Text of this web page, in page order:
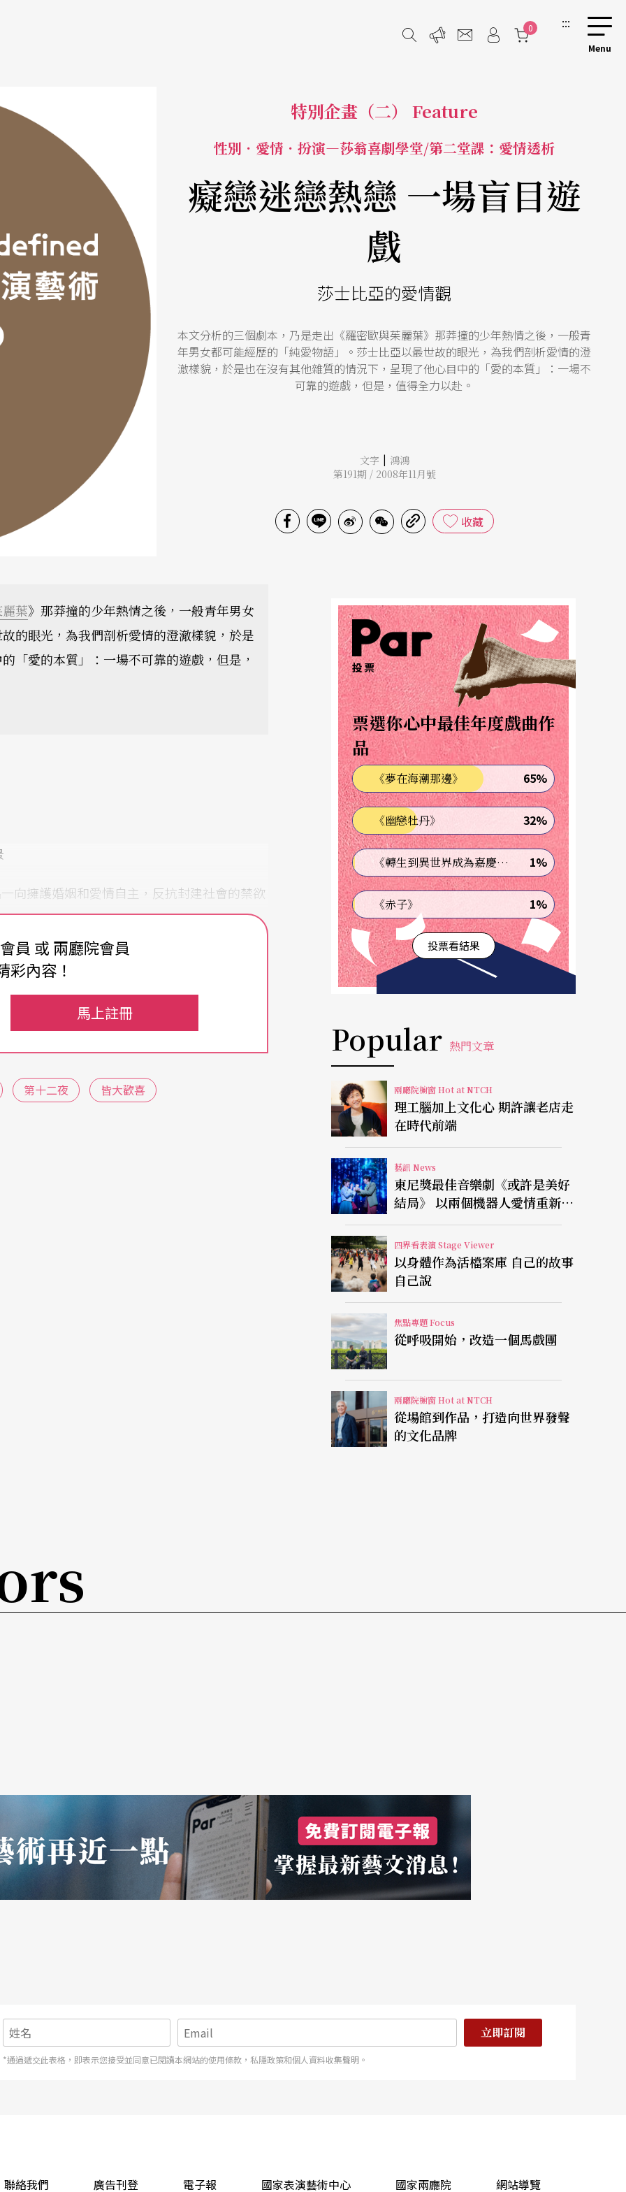
0 :::
特別企畫（二） Feature
性別．愛情．扮演—莎翁喜劇學堂/第二堂課：愛情透析
癡戀迷戀熱戀 一場盲目遊
戲
莎士比亞的愛情觀
本文分析的三個劇本，乃是走出《羅密歐與茱麗葉》那莽撞的少年熱情之後，一般青
年男女都可能經歷的「純愛物語」。莎士比亞以最世故的眼光，為我們剖析愛情的澄
澈樣貌，於是也在沒有其他雜質的情況下，呈現了他心目中的「愛的本質」：一場不
可靠的遊戲，但是，值得全力以赴。
文字 | 鴻鴻
第191期 / 2008年11月號
收藏
葉》那莽撞的少年熱情之後，一般青年男女
的眼光，為我們剖析愛情的澄澈樣貌，於是
「愛的本質」：一場不可靠的遊戲，但是，
向擁護婚姻和愛情自主，反抗封建社會的禁欲
情，他一方面不時推崇為人生首要大事，另一
了莎劇最耐人尋味的複雜與微妙。
典。其實莎士比亞寫這部戲時還不是莎翁，他
前已生過三個孩子的人來說，三十歲已夠他領
戲最絕妙的喜感來源，也直扣主題──愛情根
跟她長得一樣美──可是不相干，第米特律另
人滿懷愛意時，一頭驢她也可以愛上，就像仙
一退，可能就愛意全消。明明是同樣的一個
士比亞眼裡，愛的漲潮與退潮，全都無理可
令演出多麼拙劣，觀眾還是有些人（例如新婚
場換鑰匙遊戲之後，藉戲中戲表明：即使愛情
令人為之動容──這是入戲的微觀。然而出戲
帕克的收場白說得好：「這一齣淺薄無聊的
女扮男裝的薇奧拉，結果一碰到她的孿生哥
相標致，是誰都一樣。難怪那麼多人要去整
圈中間：伯爵小姐愛著她，她愛著公爵，公爵
，倒像是來幫薇奧拉劈腿的：
員 或 兩廳院會員
彩內容！
馬上註冊
第十二夜 皆大歡喜
投票
票選你心中最佳年度戲曲作
品
《夢在海潮那邊》 65%
《幽戀牡丹》 32%
《轉生到異世界成為嘉慶君—發現我的祖先是詐騙集團!?》 1%
《赤子》 1%
投票看結果
Popular 熱門文章
兩廳院櫥窗 Hot at NTCH
理工腦加上文化心 期許讓老店走
在時代前端
藝訊 News
東尼獎最佳音樂劇《或許是美好
結局》 以兩個機器人愛情重新凝
視有限人生
四界看表演 Stage Viewer
以身體作為活檔案庫 自己的故事
自己說
焦點專題 Focus
從呼吸開始，改造一個馬戲團
兩廳院櫥窗 Hot at NTCH
從場館到作品，打造向世界發聲
的文化品牌
立即訂閱
*通過遞交此表格，即表示您接受並同意已閱讀本網站的使用條款，私隱政策和個人資料收集聲明。
聯絡我們 廣告刊登 電子報 國家表演藝術中心 國家兩廳院 網站導覽